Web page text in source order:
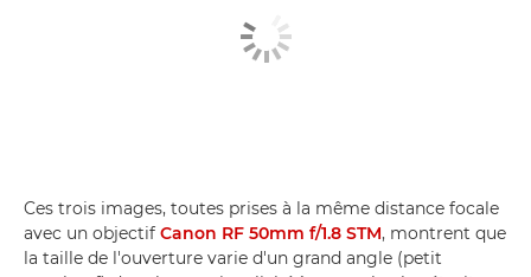
Ces trois images, toutes prises à la même distance focale
avec un objectif Canon RF 50mm f/1.8 STM, montrent que
la taille de l'ouverture varie d'un grand angle (petit